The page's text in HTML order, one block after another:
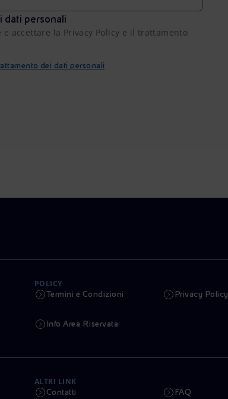
dati personali
accettare la Privacy Policy e il trattamento
dei dati personali
POLICY
Termini e Condizioni Privacy Policy
Info Area Riservata
ALTRI LINK
Contatti FAQ